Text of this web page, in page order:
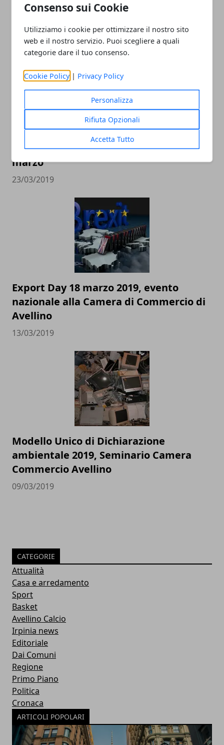
Consenso sui Cookie
Utilizziamo i cookie per ottimizzare il nostro sito
web e il nostro servizio. Puoi scegliere a quali
categorie dare il tuo consenso.
Cookie Policy | Privacy Policy
Personalizza
Rifiuta Opzionali
Accetta Tutto
Vinitaly 2019 Piazza Irpinia:
manifestazione di interesse fino al 27
marzo
23/03/2019
Export Day 18 marzo 2019, evento
nazionale alla Camera di Commercio di
Avellino
13/03/2019
Modello Unico di Dichiarazione
ambientale 2019, Seminario Camera
Commercio Avellino
09/03/2019
CATEGORIE
Attualità
Casa e arredamento
Sport
Basket
Avellino Calcio
Irpinia news
Editoriale
Dai Comuni
Regione
Primo Piano
Politica
Cronaca
ARTICOLI POPOLARI